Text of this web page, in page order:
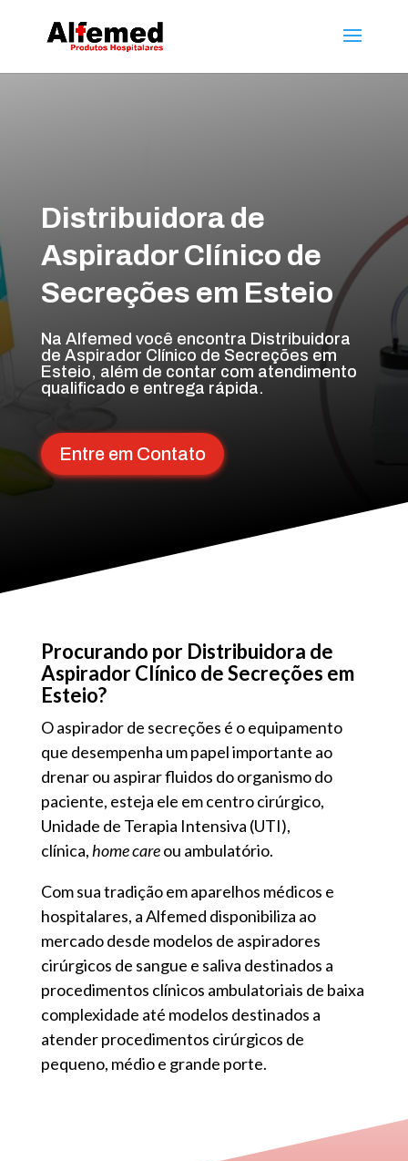
Distribuidora de
Aspirador Clínico de
Secreções em Esteio
Na Alfemed você encontra Distribuidora
de Aspirador Clínico de Secreções em
Esteio, além de contar com atendimento
qualificado e entrega rápida.
Entre em Contato
Procurando por Distribuidora de
Aspirador Clínico de Secreções em
Esteio?
O aspirador de secreções é o equipamento
que desempenha um papel importante ao
drenar ou aspirar fluidos do organismo do
paciente, esteja ele em centro cirúrgico,
Unidade de Terapia Intensiva (UTI),
clínica,home careou ambulatório.
Com sua tradição em aparelhos médicos e
hospitalares, a Alfemed disponibiliza ao
mercado desde modelos de aspiradores
cirúrgicos de sangue e saliva destinados a
procedimentos clínicos ambulatoriais de baixa
complexidade até modelos destinados a
atender procedimentos cirúrgicos de
pequeno, médio e grande porte.